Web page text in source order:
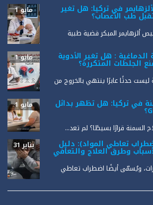
في تركيا: هل تغير
طب الأعصاب؟
مايو 1
ألزهايمر المبكر قضية طبية
: هل تغير الأدوية
الجلطات المتكررة؟
مايو 1
ليست حدثًا عابرًا ينتهي بالخروج من
في تركيا: هل تظهر بدائل
مايو 1
السمنة قرارًا بسيطًا؟ لم تعد...
تعاطي المواد): دليل
وطرق العلاج والتعافي
يناير 31
ويُسمّى أيضًا اضطراب تعاطي